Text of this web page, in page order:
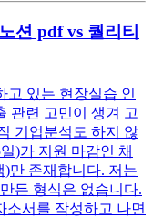
션 pdf vs 퀄리티
고 있는 현장실습 인
관련 고민이 생겨 고
기업분석도 하지 않
)가 지원 마감인 채
)만 존재합니다. 저는
든 형식은 없습니다.
소서를 작성하고 나면